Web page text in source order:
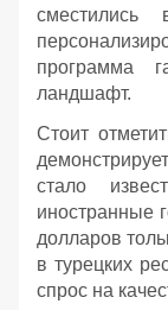
программа
ландшафт.
Стоит
стало
иностранные
долларов
в турецких
спрос на